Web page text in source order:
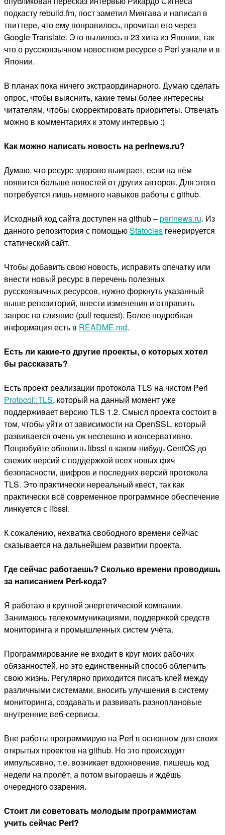
подкасту rebuild.fm, пост заметил Миягава и написал в
твиттере, что ему понравилось, прочитал его через
Google Translate. Это вылилось в 23 хита из Японии, так
что о русскоязычном новостном ресурсе о Perl узнали и в
Японии.
В планах пока ничего экстраординарного. Думаю сделать
опрос, чтобы выяснить, какие темы более интересны
читателям, чтобы скорректировать приоритеты. Отвечать
можно в комментариях к этому интервью :)
Как можно написать новость на perlnews.ru?
Думаю, что ресурс здорово выиграет, если на нём
появится больше новостей от других авторов. Для этого
потребуется лишь немного навыков работы с github.
Исходный код сайта доступен на github –perlnews.ru. Из
данного репозитория с помощьюStatocles генерируется
статический сайт.
Чтобы добавить свою новость, исправить опечатку или
внести новый ресурс в перечень полезных
русскоязычных ресурсов, нужно форкнуть указанный
выше репозиторий, внести изменения и отправить
запрос на слияние (pull request). Более подробная
информация есть в README.md.
Есть ли какие-то другие проекты, о которых хотел
бы рассказать?
Есть проект реализации протокола TLS на чистом Perl
Protocol::TLS, который на данный момент уже
поддерживает версию TLS 1.2. Смысл проекта состоит в
том, чтобы уйти от зависимости на OpenSSL, который
развивается очень уж неспешно и консервативно.
Попробуйте обновить libssl в каком-нибудь CentOS до
свежих версий с поддержкой всех новых фич
безопасности, шифров и последних версий протокола
TLS. Это практически нереальный квест, так как
практически всё современное программное обеспечение
линкуется с libssl.
К сожалению, нехватка свободного времени сейчас
сказывается на дальнейшем развитии проекта.
Где сейчас работаешь? Сколько времени проводишь
за написанием Perl-кода?
Я работаю в крупной энергетической компании.
Занимаюсь телекоммуникациями, поддержкой средств
мониторинга и промышленных систем учёта.
Программирование не входит в круг моих рабочих
обязанностей, но это единственный способ облегчить
свою жизнь. Регулярно приходится писать клей между
различными системами, вносить улучшения в систему
мониторинга, создавать и развивать разноплановые
внутренние веб-сервисы.
Вне работы программирую на Perl в основном для своих
открытых проектов на github. Но это происходит
импульсивно, т.е. возникает вдохновение, пишешь код
недели на пролёт, а потом выгораешь и ждёшь
очередного озарения.
Стоит ли советовать молодым программистам
учить сейчас Perl?